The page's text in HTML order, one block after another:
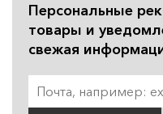
Персональные
товары и
свежая